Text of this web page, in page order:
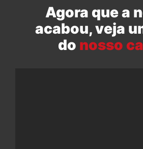
Agora que a
acabou, veja
do nosso